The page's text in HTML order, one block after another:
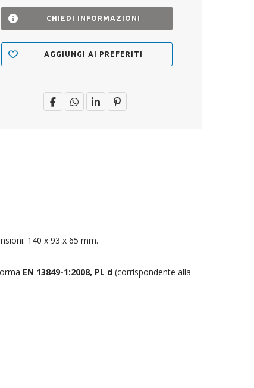
CHIEDI INFORMAZIONI
AGGIUNGI AI PREFERITI
140 x 93 x 65 mm.
EN 13849-1:2008, PL d (corrispondente alla